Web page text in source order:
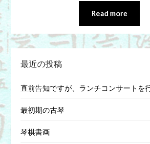
Read more
最近の投稿
直前告知ですが、ランチコンサートを
最初期の古琴
琴棋書画